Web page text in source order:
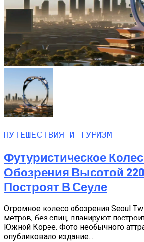
ПУТЕШЕСТВИЯ И ТУРИЗМ
Футуристическое
Обозрения Высотой
Построят В Сеуле
Огромное колесо обозрения Seoul
метров, без спиц, планируют
Южной Корее. Фото необычного
опубликовало издание...